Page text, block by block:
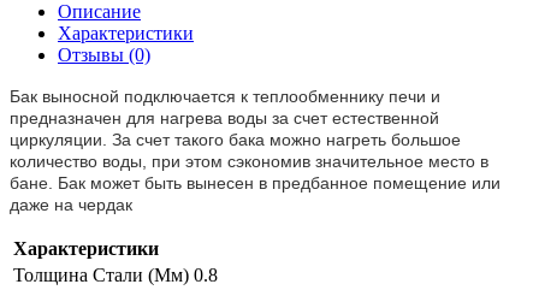
Описание
Характеристики
Отзывы (0)
Бак выносной подключается к теплообменнику печи и
предназначен для нагрева воды за счет естественной
циркуляции. За счет такого бака можно нагреть большое
количество воды, при этом сэкономив значительное место в
бане. Бак может быть вынесен в предбанное помещение или
даже на чердак
Характеристики
Толщина Стали (Мм) 0.8